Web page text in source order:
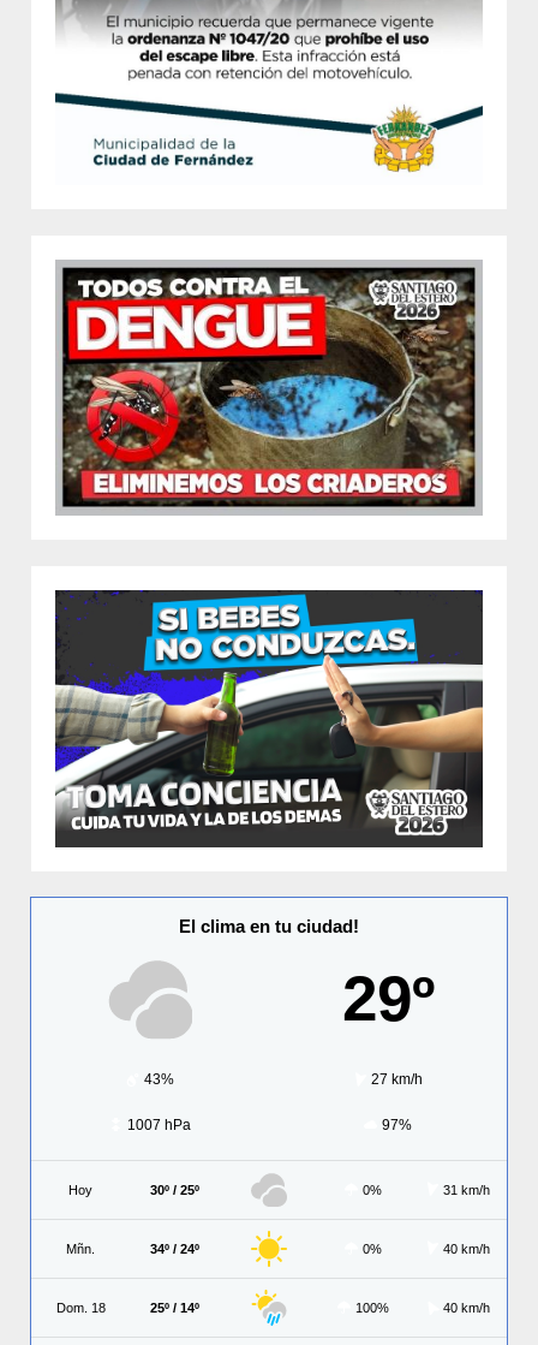
El clima en tu ciudad!
29º
43% 27 km/h
1007 hPa 97%
Hoy 30º / 25º 0% 31 km/h
Mñn. 34º / 24º 0% 40 km/h
Dom. 18 25º / 14º 100% 40 km/h